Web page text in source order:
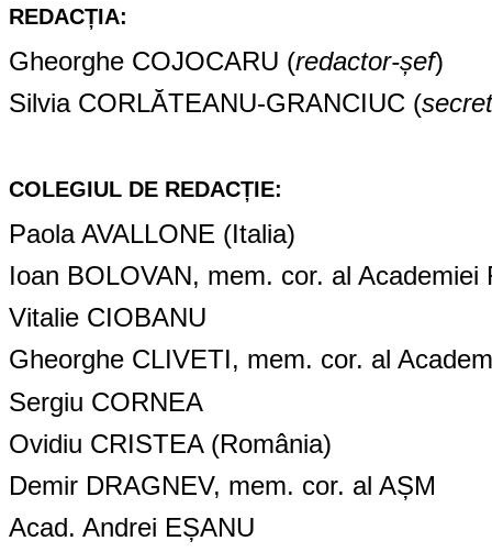
REDACȚIA:
Gheorghe COJOCARU (redactor-șef)
Silvia CORLĂTEANU-GRANCIUC (s
COLEGIUL DE REDACȚIE:
Paola AVALLONE (Italia)
Ioan BOLOVAN, mem. cor. al Academiei
Vitalie CIOBANU
Gheorghe CLIVETI, mem. cor. al
Sergiu CORNEA
Ovidiu CRISTEA (România)
Demir DRAGNEV, mem. cor. al AȘM
Acad. Andrei EȘANU